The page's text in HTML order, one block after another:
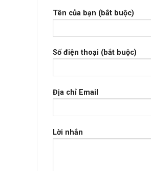
Tên của bạn (bắt buộc)
Số điện thoại (bắt buộc)
Địa chỉ Email
Lời nhắn